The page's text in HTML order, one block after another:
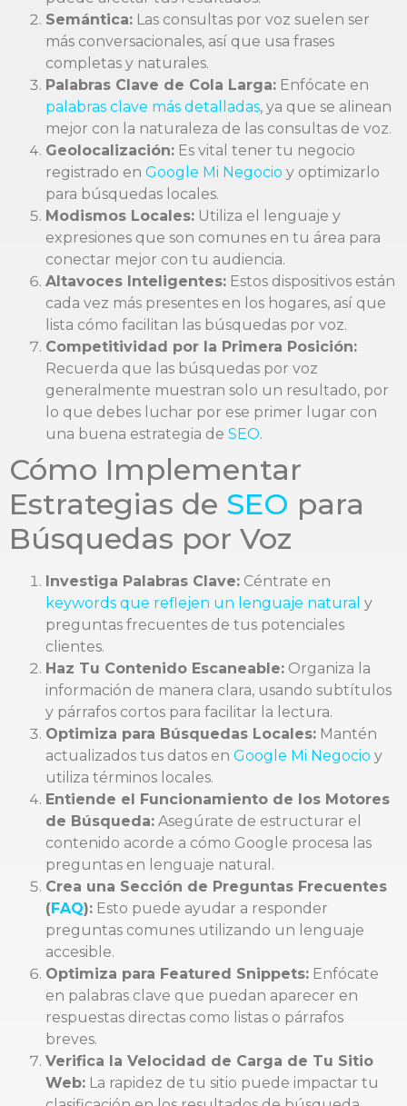
Semántica: Las consultas por voz suelen ser
más conversacionales, así que usa frases
completas y naturales.
Palabras Clave de Cola Larga: Enfócate en
palabras clave más detalladas, ya que se alinean
mejor con la naturaleza de las consultas de voz.
Geolocalización: Es vital tener tu negocio
registrado en Google Mi Negocio y optimizarlo
para búsquedas locales.
Modismos Locales: Utiliza el lenguaje y
expresiones que son comunes en tu área para
conectar mejor con tu audiencia.
Altavoces Inteligentes: Estos dispositivos están
cada vez más presentes en los hogares, así que
lista cómo facilitan las búsquedas por voz.
Competitividad por la Primera Posición:
Recuerda que las búsquedas por voz
generalmente muestran solo un resultado, por
lo que debes luchar por ese primer lugar con
una buena estrategia de SEO.
Cómo Implementar
Estrategias de SEO para
Búsquedas por Voz
Investiga Palabras Clave: Céntrate en
keywords que reflejen un lenguaje natural y
preguntas frecuentes de tus potenciales
clientes.
Haz Tu Contenido Escaneable: Organiza la
información de manera clara, usando subtítulos
y párrafos cortos para facilitar la lectura.
Optimiza para Búsquedas Locales: Mantén
actualizados tus datos en Google Mi Negocio y
utiliza términos locales.
Entiende el Funcionamiento de los Motores
de Búsqueda: Asegúrate de estructurar el
contenido acorde a cómo Google procesa las
preguntas en lenguaje natural.
Crea una Sección de Preguntas Frecuentes
(FAQ): Esto puede ayudar a responder
preguntas comunes utilizando un lenguaje
accesible.
Optimiza para Featured Snippets: Enfócate
en palabras clave que puedan aparecer en
respuestas directas como listas o párrafos
breves.
Verifica la Velocidad de Carga de Tu Sitio
Web: La rapidez de tu sitio puede impactar tu